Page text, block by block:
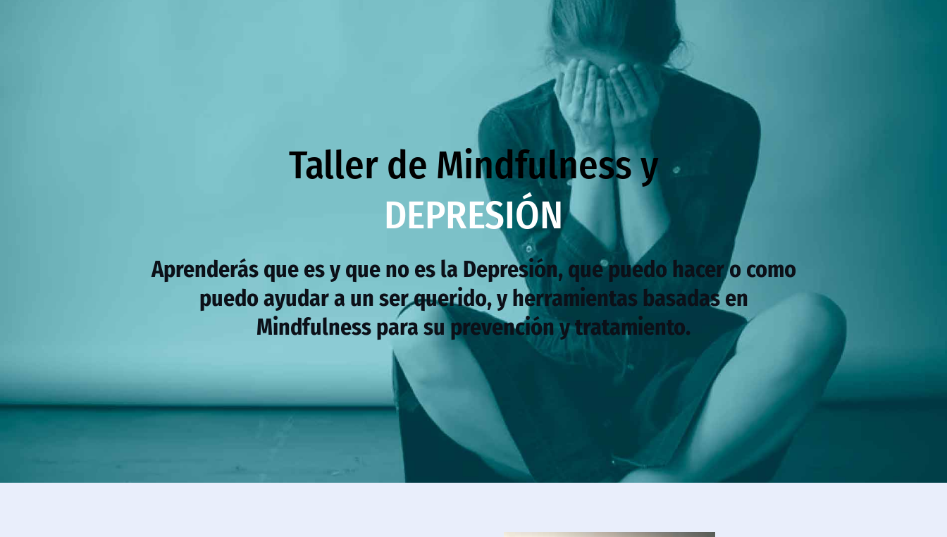
Taller de Mindfulness y
DEPRESIÓN
Aprenderás que es y que no es la Depresión, que puedo hacer o como
puedo ayudar a un ser querido, y herramientas basadas en
Mindfulness para su prevención y tratamiento.